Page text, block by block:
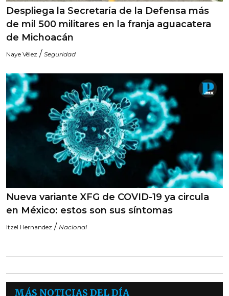
Despliega la Secretaría de la Defensa más
de mil 500 militares en la franja aguacatera
de Michoacán
Naye Vélez / Seguridad
Nueva variante XFG de COVID-19 ya circula
en México: estos son sus síntomas
Itzel Hernandez / Nacional
MÁS NOTICIAS DEL DÍA